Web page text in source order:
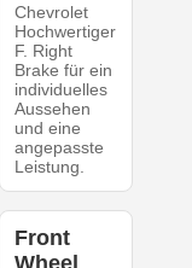
Chevrolet
Hochwertiger
F. Right
Brake für ein
individuelles
Aussehen
und eine
angepasste
Leistung.
Front
Wheel